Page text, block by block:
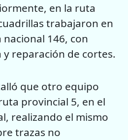
en la ruta
trabajaron en
146, con
reparación de cortes.
que otro equipo
provincial 5, en el
realizando el mismo
trazas no